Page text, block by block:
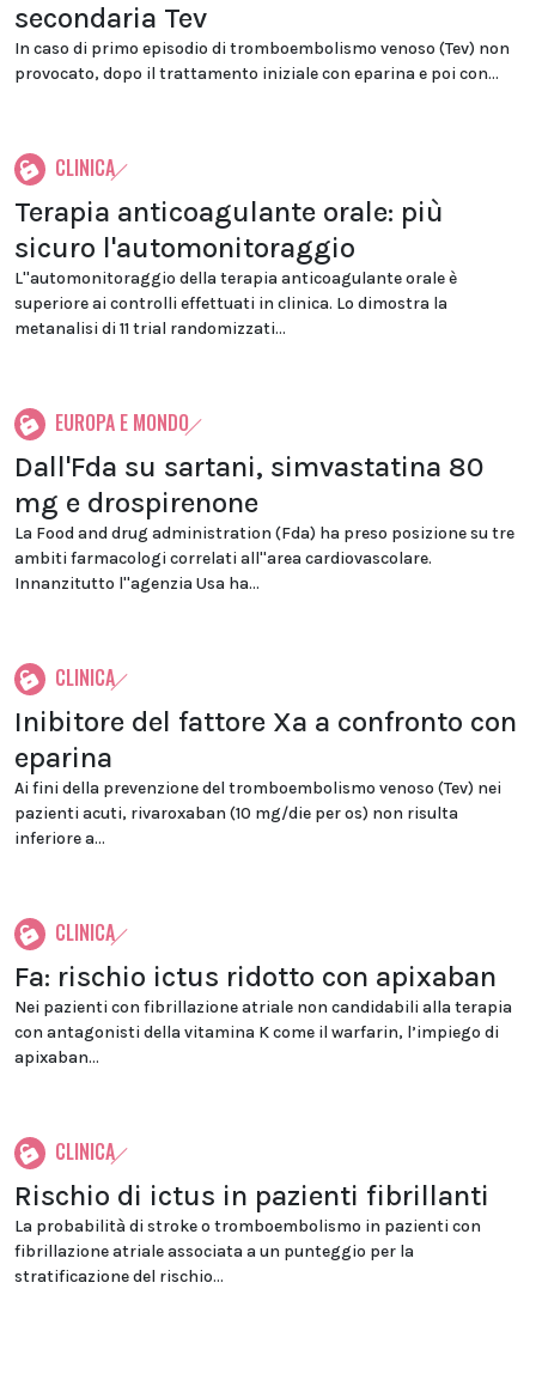
secondaria Tev
In caso di primo episodio di tromboembolismo venoso (Tev) non
provocato, dopo il trattamento iniziale con eparina e poi con...
CLINICA
Terapia anticoagulante orale: più
sicuro l'automonitoraggio
L''automonitoraggio della terapia anticoagulante orale è
superiore ai controlli effettuati in clinica. Lo dimostra la
metanalisi di 11 trial randomizzati...
EUROPA E MONDO
Dall'Fda su sartani, simvastatina 80
mg e drospirenone
La Food and drug administration (Fda) ha preso posizione su tre
ambiti farmacologi correlati all''area cardiovascolare.
Innanzitutto l''agenzia Usa ha...
CLINICA
Inibitore del fattore Xa a confronto con
eparina
Ai fini della prevenzione del tromboembolismo venoso (Tev) nei
pazienti acuti, rivaroxaban (10 mg/die per os) non risulta
inferiore a...
CLINICA
Fa: rischio ictus ridotto con apixaban
Nei pazienti con fibrillazione atriale non candidabili alla terapia
con antagonisti della vitamina K come il warfarin, l’impiego di
apixaban...
CLINICA
Rischio di ictus in pazienti fibrillanti
La probabilità di stroke o tromboembolismo in pazienti con
fibrillazione atriale associata a un punteggio per la
stratificazione del rischio...